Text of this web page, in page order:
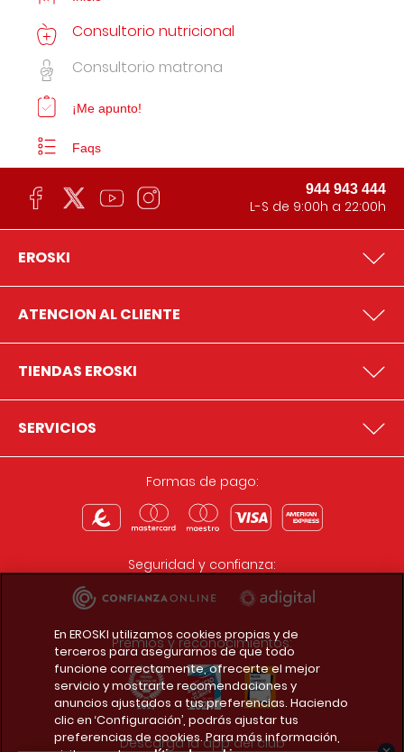
Consultorio nutricional
Consultorio matrona
¡Me apunto!
Faqs
944 943 444
L-S de 9:00h a 22:00h
EROSKI
ATENCION AL CLIENTE
TIENDAS EROSKI
SERVICIOS
Formas de pago:
Seguridad y confianza:
Premios y reconocimientos:
Descarga la app del club
En EROSKI utilizamos cookies propias y de
terceros para asegurarnos de que todo
funcione correctamente, ofrecerte el mejor
servicio y mostrarte recomendaciones y
anuncios ajustados a tus preferencias. Haciendo
clic en ‘Configuración’, podrás ajustar tus
preferencias de cookies. Para más información,